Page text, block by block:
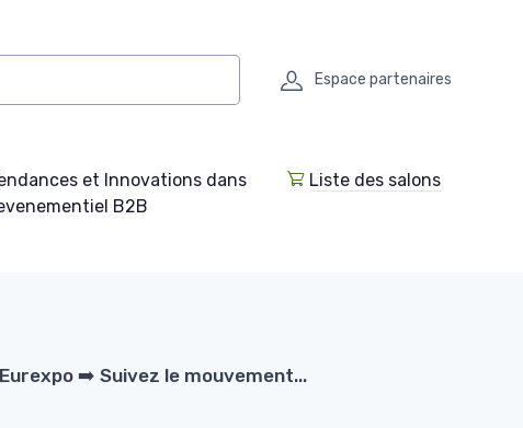
Espace partenaires
et Innovations dans
B2B
Liste des salons
➡️ Suivez le mouvement...